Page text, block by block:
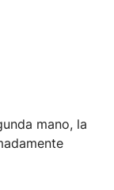
mano, la